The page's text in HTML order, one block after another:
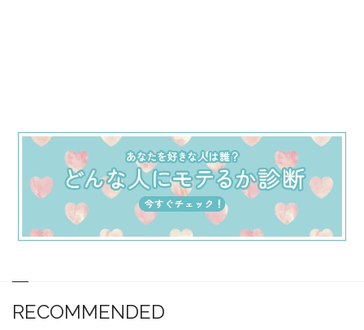
RECOMMENDED